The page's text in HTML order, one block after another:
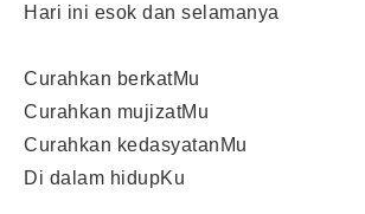
Hari ini esok dan selamanya
Curahkan berkatMu
Curahkan mujizatMu
Curahkan kedasyatanMu
Di dalam hidupKu